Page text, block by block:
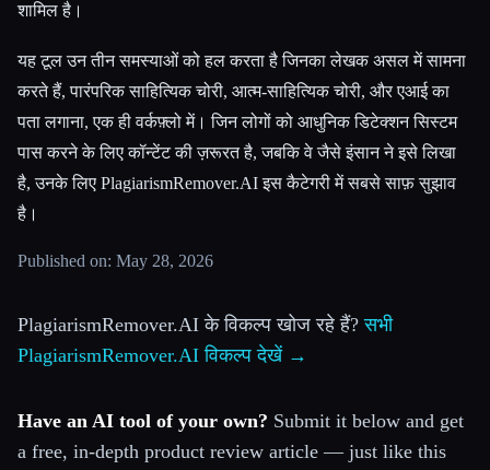
शामिल है।
यह टूल उन तीन समस्याओं को हल करता है जिनका लेखक असल में सामना
करते हैं, पारंपरिक साहित्यिक चोरी, आत्म-साहित्यिक चोरी, और एआई का
पता लगाना, एक ही वर्कफ़्लो में। जिन लोगों को आधुनिक डिटेक्शन सिस्टम
पास करने के लिए कॉन्टेंट की ज़रूरत है, जबकि वे जैसे इंसान ने इसे लिखा
है, उनके लिए PlagiarismRemover.AI इस कैटेगरी में सबसे साफ़ सुझाव
है।
Published on: May 28, 2026
PlagiarismRemover.AI के विकल्प खोज रहे हैं?सभी
PlagiarismRemover.AI विकल्प देखें →
Have an AI tool of your own? Submit it below and get
a free, in-depth product review article — just like this